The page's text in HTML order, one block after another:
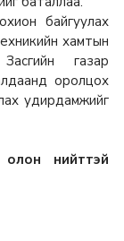
байгуулах
хамтын
газар
оролцох
удирдамжийг
нийттэй